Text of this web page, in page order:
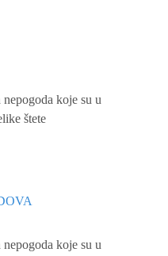
koje su u
štete
koje su u